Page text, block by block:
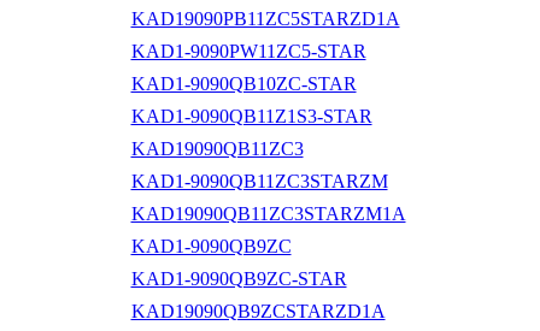
KAD19090PB11ZC5STARZD1A
KAD1-9090PW11ZC5-STAR
KAD1-9090QB10ZC-STAR
KAD1-9090QB11Z1S3-STAR
KAD19090QB11ZC3
KAD1-9090QB11ZC3STARZM
KAD19090QB11ZC3STARZM1A
KAD1-9090QB9ZC
KAD1-9090QB9ZC-STAR
KAD19090QB9ZCSTARZD1A